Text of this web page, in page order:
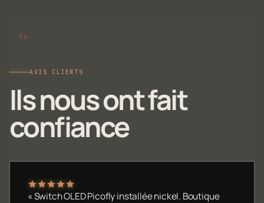
AVIS CLIENTS
Ils nous ont fait
confiance
« Switch OLED Picofly installée nickel. Boutique